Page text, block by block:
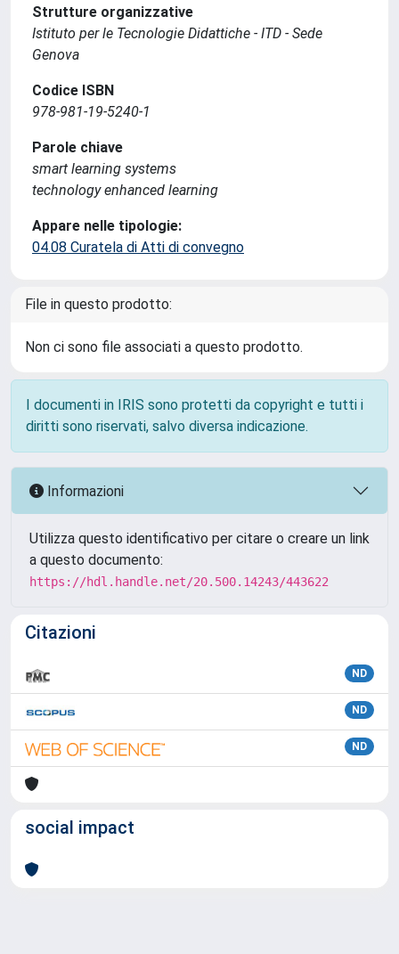
Strutture organizzative
Istituto per le Tecnologie Didattiche - ITD - Sede
Genova
Codice ISBN
978-981-19-5240-1
Parole chiave
smart learning systems
technology enhanced learning
Appare nelle tipologie:
04.08 Curatela di Atti di convegno
File in questo prodotto:
Non ci sono file associati a questo prodotto.
I documenti in IRIS sono protetti da copyright e tutti i
diritti sono riservati, salvo diversa indicazione.
Informazioni
Utilizza questo identificativo per citare o creare un link
a questo documento:
https://hdl.handle.net/20.500.14243/443622
Citazioni
ND
ND
ND
social impact